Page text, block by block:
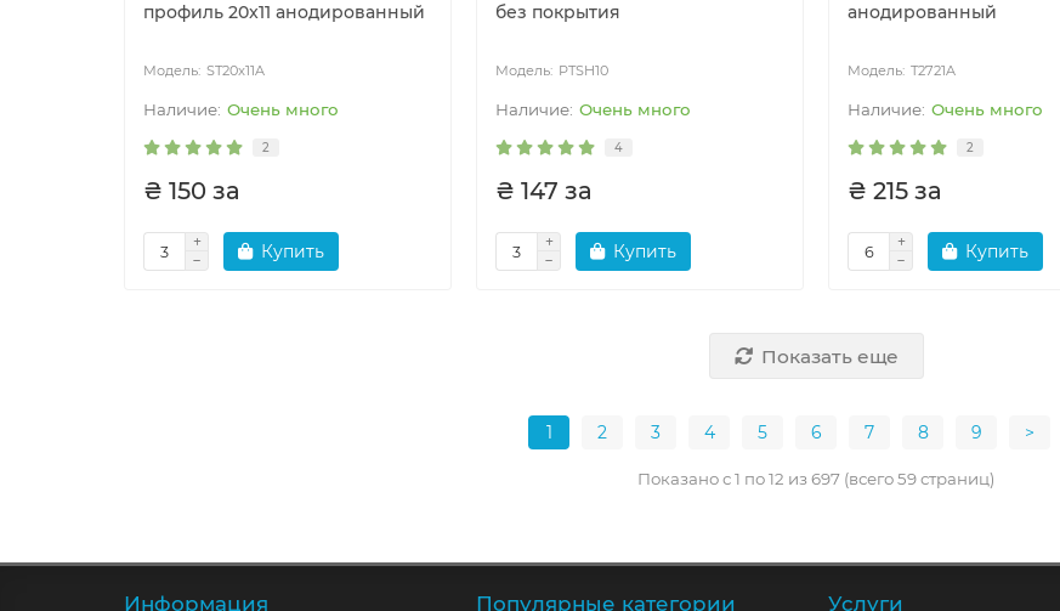
профиль 20x11 анодированный
ST20x11A
Очень много
2
₴ 150 за
Купить
без покрытия
PTSH10
Очень много
4
₴ 147 за
Купить
анодированный
T2721A
Очень много
2
₴ 215 за
Купить
Показать еще
1 2 3 4 5 6 7 8 9 >
Показано с 1 по 12 из 697 (всего 59 страниц)
Информация Популярные категории Услуги